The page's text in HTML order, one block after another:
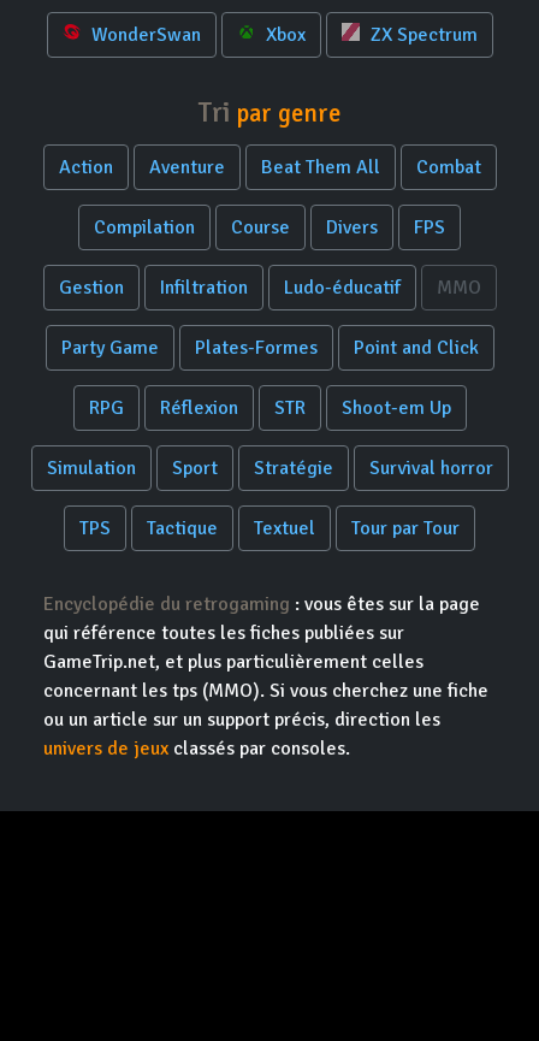
WonderSwan Xbox ZX Spectrum
Tri par genre
Action Aventure Beat Them All Combat
Compilation Course Divers FPS
Gestion Infiltration Ludo-éducatif MMO
Party Game Plates-Formes Point and Click
RPG Réflexion STR Shoot-em Up
Simulation Sport Stratégie Survival horror
TPS Tactique Textuel Tour par Tour
Encyclopédie du retrogaming : vous êtes sur la page
qui référence toutes les fiches publiées sur
GameTrip.net, et plus particulièrement celles
concernant les tps (MMO). Si vous cherchez une fiche
ou un article sur un support précis, direction les
univers de jeux classés par consoles.